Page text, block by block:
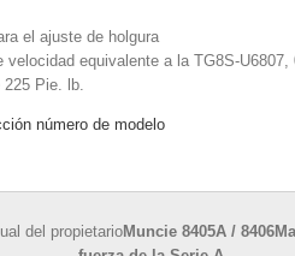
el ajuste de holgura
velocidad equivalente a la TG8S-
225 Pie. lb.
Muncie 8405A /